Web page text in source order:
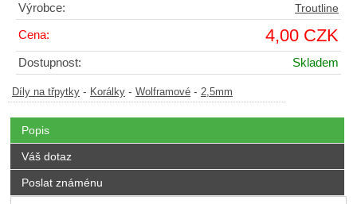
Výrobce:
Troutline
Cena: 4,00 CZK
Dostupnost: Skladem
Díly na třpytky - Korálky - Wolframové - 2,5mm
Popis
Váš dotaz
Poslat známénu